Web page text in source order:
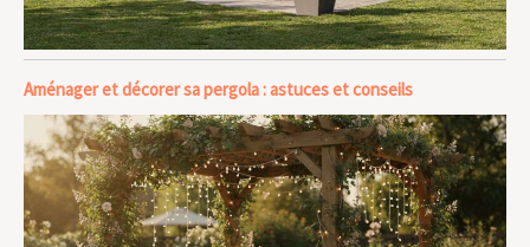
Aménager et décorer sa pergola : astuces et conseils